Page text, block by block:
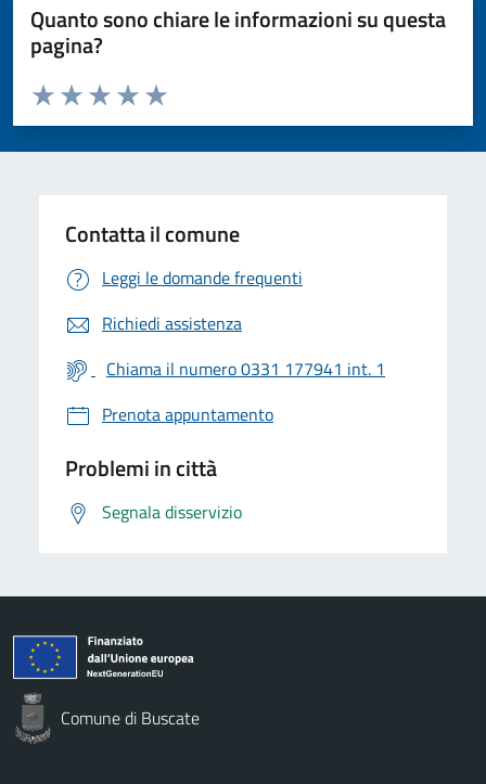
Quanto sono chiare le informazioni su questa
pagina?
Valuta da 1 a 5 stelle la pagina
Valuta 5 stelle su 5
Valuta 4 stelle su 5
Valuta 3 stelle su 5
Valuta 2 stelle su 5
Valuta 1 stelle su 5
Contatta il comune
Leggi le domande frequenti
Richiedi assistenza
Chiama il numero 0331 177941 int. 1
Prenota appuntamento
Problemi in città
Segnala disservizio
Comune di Buscate